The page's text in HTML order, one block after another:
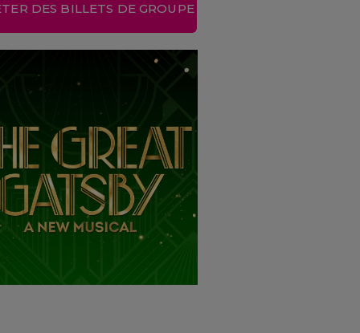
DES BILLETS DE GROUPE